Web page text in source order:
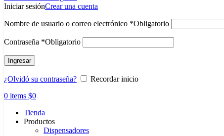
Iniciar sesiónCrear una cuenta
Nombre de usuario o correo electrónico *Obligatorio
Contraseña *Obligatorio
Ingresar
¿Olvidó su contraseña?
Recordar inicio
0 items $0
Tienda
Productos
Dispensadores